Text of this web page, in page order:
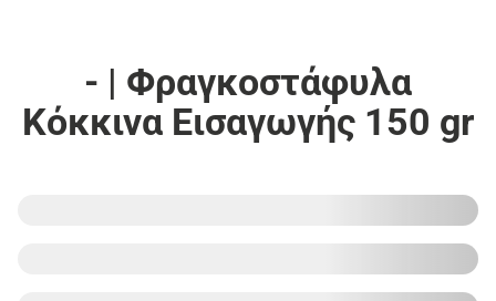
- | Φραγκοστάφυλα
Κόκκινα Εισαγωγής 150 gr